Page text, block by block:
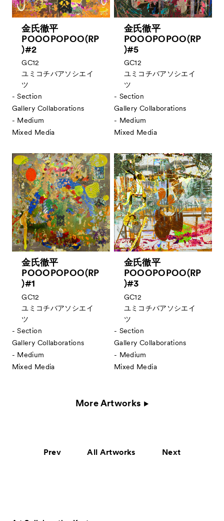
金氏徹平
POOOPOPOO(RP
)#2
GC12
ユミコチバアソシエイ
ツ
- Section
Gallery Collaborations
- Medium
Mixed Media
金氏徹平
POOOPOPOO(RP
)#5
GC12
ユミコチバアソシエイ
ツ
- Section
Gallery Collaborations
- Medium
Mixed Media
金氏徹平
POOOPOPOO(RP
)#1
GC12
ユミコチバアソシエイ
ツ
- Section
Gallery Collaborations
- Medium
Mixed Media
金氏徹平
POOOPOPOO(RP
)#3
GC12
ユミコチバアソシエイ
ツ
- Section
Gallery Collaborations
- Medium
Mixed Media
More Artworks
Prev All Artworks Next